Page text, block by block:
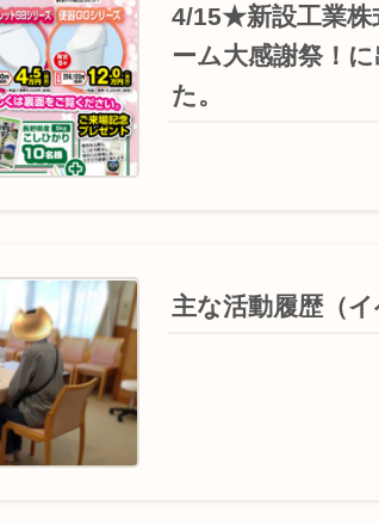
4/15★新設工業
ーム大感謝祭！
た。
主な活動履歴（イ